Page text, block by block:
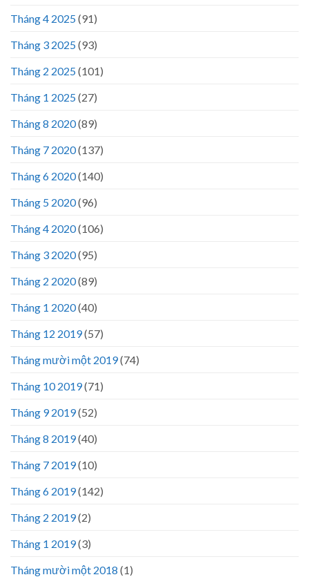
Tháng 4 2025(91)
Tháng 3 2025(93)
Tháng 2 2025(101)
Tháng 1 2025(27)
Tháng 8 2020(89)
Tháng 7 2020(137)
Tháng 6 2020(140)
Tháng 5 2020(96)
Tháng 4 2020(106)
Tháng 3 2020(95)
Tháng 2 2020(89)
Tháng 1 2020(40)
Tháng 12 2019(57)
Tháng mười một 2019(74)
Tháng 10 2019(71)
Tháng 9 2019(52)
Tháng 8 2019(40)
Tháng 7 2019(10)
Tháng 6 2019(142)
Tháng 2 2019(2)
Tháng 1 2019(3)
Tháng mười một 2018 (1)